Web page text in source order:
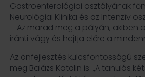
Gastroenterológiai osztályának
Neurológiai Klinika és az Intenzív
– Az marad meg a pályán, akiben
iránti vágy és hajtja előre a
Az önfejlesztés kulcsfontosságú
meg Balázs Katalin is: „A tanulás